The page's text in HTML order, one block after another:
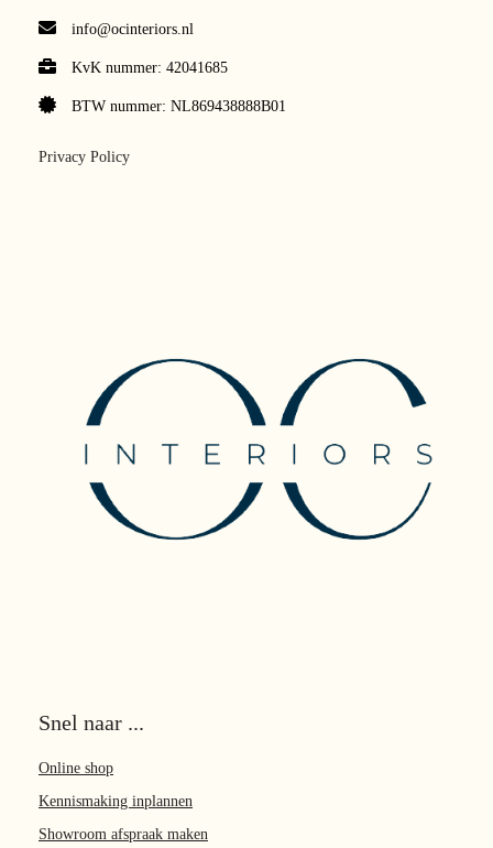
info@ocinteriors.nl
KvK nummer: 42041685
BTW nummer: NL869438888B01
Privacy Policy
Snel naar ...
Online shop
Kennismaking inplannen
Showroom afspraak maken